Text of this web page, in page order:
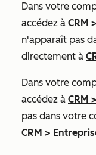
Dans votre
accédez à CRM >
n'apparaît pas
directement à
Dans votre
accédez à CRM >
pas dans votre
CRM >